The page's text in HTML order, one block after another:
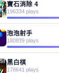
寶石消除 4
196334 plays
泡泡射手
180839 plays
黑白棋
178641 plays